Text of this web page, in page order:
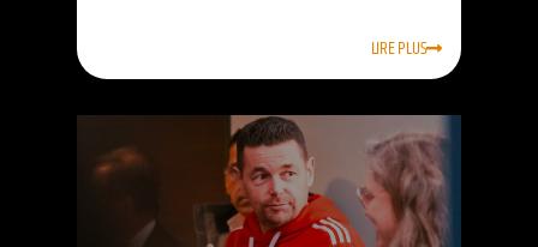
LIRE PLUS